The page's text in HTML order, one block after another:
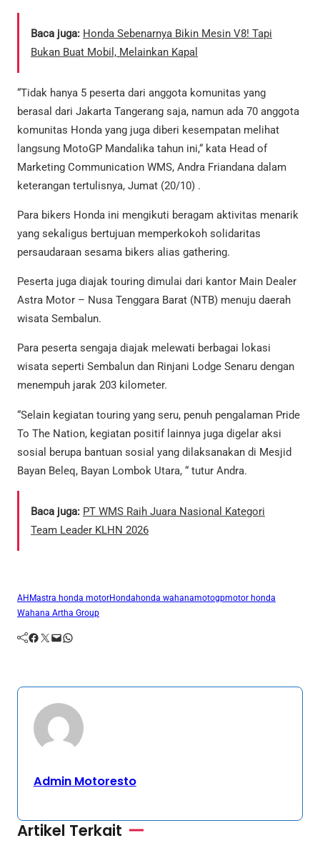
Baca juga: Honda Sebenarnya Bikin Mesin V8! Tapi
Bukan Buat Mobil, Melainkan Kapal
“Tidak hanya 5 peserta dari anggota komunitas yang
berasal dari Jakarta Tangerang saja, namun ada 70 anggota
komunitas Honda yang juga diberi kesempatan melihat
langsung MotoGP Mandalika tahun ini,“ kata Head of
Marketing Communication WMS, Andra Friandana dalam
keterangan tertulisnya, Jumat (20/10) .
Para bikers Honda ini mengikuti beragam aktivitas menarik
yang sekaligus bertujuan memperkokoh solidaritas
persaudaraan sesama bikers alias gathering.
Peserta juga diajak touring dimulai dari kantor Main Dealer
Astra Motor – Nusa Tenggara Barat (NTB) menuju daerah
wisata Sembalun.
Para peserta sengaja diajak melewati berbagai lokasi
wisata seperti Sembalun dan Rinjani Lodge Senaru dengan
menempuh jarak 203 kilometer.
“Selain kegiatan touring yang seru, penuh pengalaman Pride
To The Nation, kegiatan positif lainnya juga digelar aksi
sosial berupa bantuan sosial yang dilaksanakan di Mesjid
Bayan Beleq, Bayan Lombok Utara, “ tutur Andra.
Baca juga: PT WMS Raih Juara Nasional Kategori
Team Leader KLHN 2026
AHMastra honda motorHonda honda wahanamotogpmotor honda
Wahana Artha Group
Facebook Twitter Mail WhatsApp
Admin Motoresto
Artikel Terkait